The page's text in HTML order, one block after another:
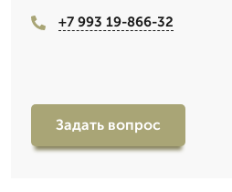
+7 993 19-866-32
Задать вопрос